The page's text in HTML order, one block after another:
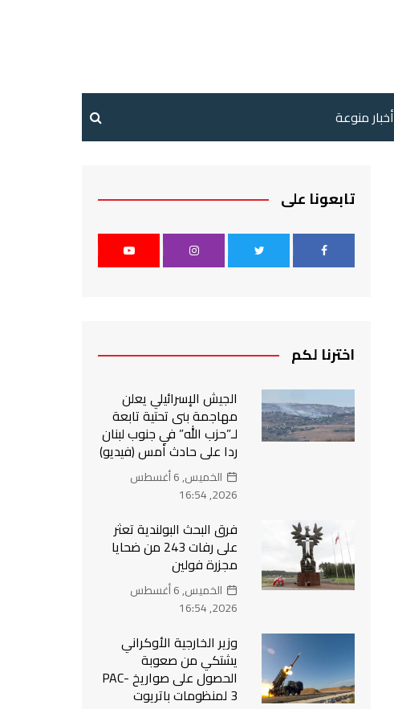
أخبار منوعة
تابعونا على
اخترنا لكم
الجيش الإسرائيلي يعلن
مهاجمة بنى تحتية تابعة
لـ”حزب الله” في جنوب لبنان
ردا على حادث أمس (فيديو)
الخميس, 6 أغسطس
2026, 16:54
فرق البحث البولندية تعثر
على رفات 243 من ضحايا
مجزرة فولين
الخميس, 6 أغسطس
2026, 16:54
وزير الخارجية الأوكراني
يشتكي من صعوبة
الحصول على صواريخ PAC-
3 لمنظومات باتريوت